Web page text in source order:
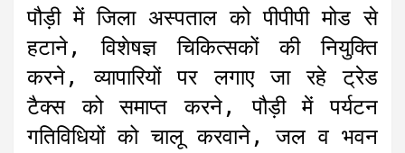
पौड़ी में जिला अस्पताल को पीपीपी मोड से
हटाने, विशेषज्ञ चिकित्सकों की नियुक्ति
करने, व्यापारियों पर लगाए जा रहे ट्रेड
टैक्स को समाप्त करने, पौड़ी में पर्यटन
गतिविधियों को चालू करवाने, जल व भवन